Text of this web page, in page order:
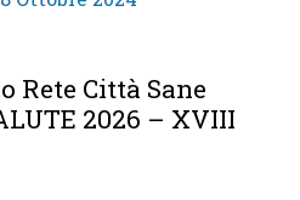
Rete Città Sane
2026 – XVIII